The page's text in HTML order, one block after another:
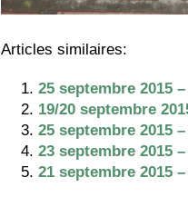
Articles similaires:
25 septembre 2015
19/20 septembre
25 septembre 2015
23 septembre 2015
21 septembre 2015